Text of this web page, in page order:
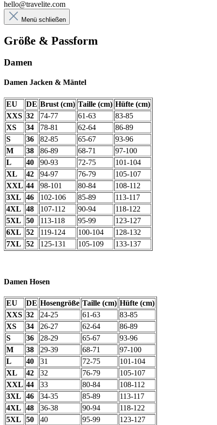
hello@travelite.com
Menü schließen
Größe & Passform
Damen
Damen Jacken & Mäntel
EU DE Brust (cm) Taille (cm) Hüfte (cm)
XXS 32 74-77 61-63
83-85
XS
34 78-81 62-64
86-89
S
36 82-85 65-67
93-96
M
38 86-89 68-71
97-100
L
40 90-93 72-75
101-104
XL
42 94-97 76-79
105-107
XXL 44 98-101 80-84
108-112
3XL
46 102-106 85-89
113-117
4XL
48 107-112 90-94
118-122
5XL
50 113-118 95-99
123-127
6XL
52 119-124 100-104
128-132
7XL
52 125-131 105-109 133-137
Damen Hosen
EU DE Hosengröße Taille (cm) Hüfte (cm)
XXS 32 24-25 61-63
83-85
XS
34 26-27 62-64
86-89
S
36 28-29 65-67
93-96
M
38 29-39 68-71
97-100
L
40 31 72-75
101-104
XL
42 32 76-79
105-107
XXL 44 33 80-84
108-112
3XL
46 34-35 85-89
113-117
4XL
48 36-38 90-94
118-122
5XL
50 40 95-99
123-127